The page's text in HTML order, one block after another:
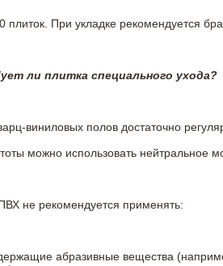
плиток. При укладке рекомендуется
ли плитка специального ухода?
виниловых полов достаточно
можно использовать
не рекомендуется применять:
абразивные вещества